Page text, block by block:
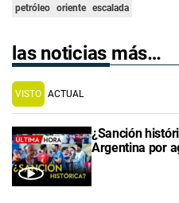
petróleo oriente escalada
las noticias más…
VISTO ACTUAL
¿Sanción
Argentina por